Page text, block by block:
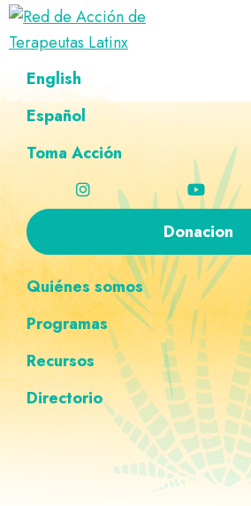
Saltar
navegación
principal
Ir
al
principal
Saltar
al
página
Saltar
navegación
personalizada
Red
de
Acción
de
Latinx
Directorio
terapeutas
Latinx
English
Español
Toma Acción
Donacion
Quiénes somos
Programas
Recursos
Directorio